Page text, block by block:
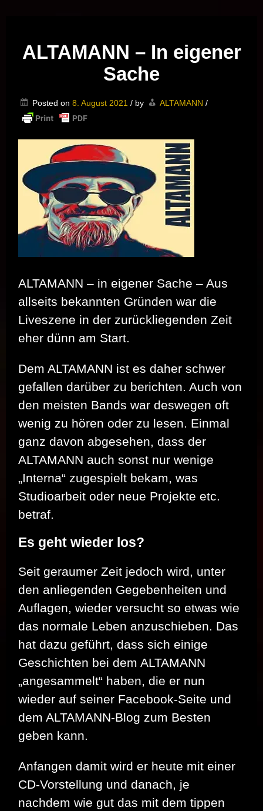
ALTAMANN – In eigener
Sache
Posted on 8. August 2021 / by ALTAMANN /
ALTAMANN – in eigener Sache – Aus
allseits bekannten Gründen war die
Liveszene in der zurückliegenden Zeit
eher dünn am Start.
Dem ALTAMANN ist es daher schwer
gefallen darüber zu berichten. Auch von
den meisten Bands war deswegen oft
wenig zu hören oder zu lesen. Einmal
ganz davon abgesehen, dass der
ALTAMANN auch sonst nur wenige
„Interna“ zugespielt bekam, was
Studioarbeit oder neue Projekte etc.
betraf.
Es geht wieder los?
Seit geraumer Zeit jedoch wird, unter
den anliegenden Gegebenheiten und
Auflagen, wieder versucht so etwas wie
das normale Leben anzuschieben. Das
hat dazu geführt, dass sich einige
Geschichten bei dem ALTAMANN
„angesammelt“ haben, die er nun
wieder auf seiner Facebook-Seite und
dem ALTAMANN-Blog zum Besten
geben kann.
Anfangen damit wird er heute mit einer
CD-Vorstellung und danach, je
nachdem wie gut das mit dem tippen